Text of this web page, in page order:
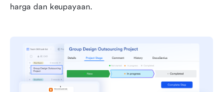
harga dan keupayaan.